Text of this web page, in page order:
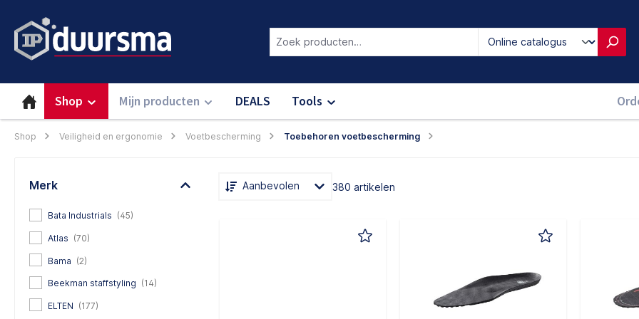
Shop Mijn producten DEALS Tools
Shop Veiligheid en ergonomie Voetbescherming Toebehoren voetbescherming
Merk
Bata Industrials (45)
Atlas (70)
Bama (2)
Beekman staffstyling (14)
ELTEN (177)
Aanbevolen 380 artikelen